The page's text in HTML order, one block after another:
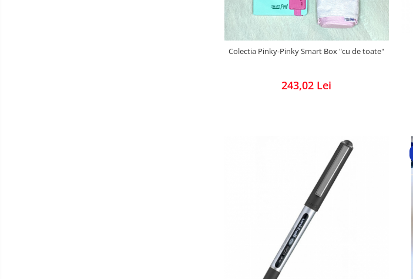
Colectia Pinky-Pinky Smart Box "cu de toate"
243,02 Lei